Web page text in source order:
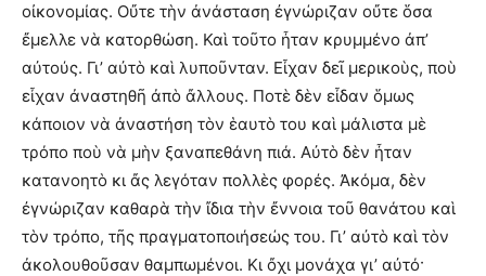
οἰκονομίας. Οὔτε τὴν ἀνάσταση ἐγνώριζαν οὔτε ὅσα
ἔμελλε νὰ κατορθώση. Καὶ τοῦτο ἦταν κρυμμένο ἀπ’
αὐτούς. Γι’ αὐτὸ καὶ λυποῦνταν. Εἶχαν δεῖ μερικοὺς, ποὺ
εἶχαν ἀναστηθῆ ἀπὸ ἄλλους. Ποτὲ δὲν εἶδαν ὅμως
κάποιον νὰ ἀναστήση τὸν ἑαυτὸ του καὶ μάλιστα μὲ
τρόπο ποὺ νὰ μὴν ξαναπεθάνη πιά. Αὐτὸ δὲν ἦταν
κατανοητὸ κι ἄς λεγόταν πολλὲς φορές. Ἀκόμα, δὲν
ἐγνώριζαν καθαρὰ τὴν ἴδια τὴν ἔννοια τοῦ θανάτου καὶ
τὸν τρόπο, τῆς πραγματοποιήσεώς του. Γι’ αὐτὸ καὶ τὸν
ἀκολουθοῦσαν θαμπωμένοι. Κι ὄχι μονάχα γι’ αὐτό·